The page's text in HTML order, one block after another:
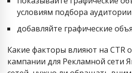
условиям подбора аудитории
добавляйте графические
Какие факторы влияют на CTR
кампании для Рекламной сети